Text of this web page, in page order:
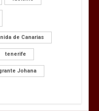
de Canarias
tenerife
Johana